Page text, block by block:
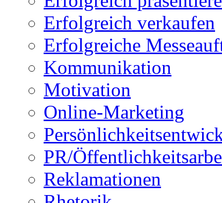
Erfolgreich verkaufen
Erfolgreiche
Kommunikation
Motivation
Online-Marketing
PR/
Reklamationen